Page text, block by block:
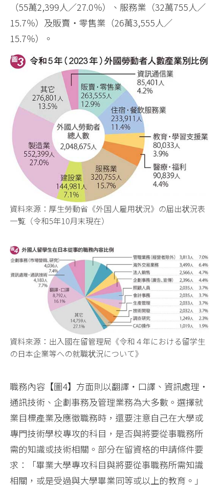
（55萬2,399人／27.0％）、服務業（32萬755人／
15.7％）及販賣‧零售業（26萬3,555人／
15.7％）。
資料來源：厚生勞動省《外国人雇用状況》の届出状況表
一覧（令和5年10月末現在）
資料來源：出入國在留管理局《令和４年における留学生
の日本企業等への就職状況について》
職務內容【圖4】方面則以翻譯‧口譯、資訊處理‧
通訊技術、企劃事務及管理業務為大多數。選擇就
業目標產業及應徵職務時，還要注意自己在大學或
專門技術學校專攻的科目，是否與將要從事職務所
需的知識或技術相關。部分在留資格的申請條件要
求：「畢業大學專攻科目與將要從事職務所需知識
相關，或是受過與大學畢業同等或以上的教育。」